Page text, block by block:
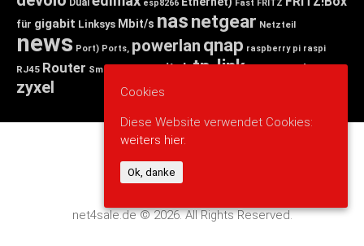
Dual esp8266 Fast FRITZ
für gigabit Linksys Mbit/s nasnetgear Netzteil
news Port) Ports, powerlan qnap raspberry pi raspi
RJ45 Router Small switchtp-linkWirelesswlan
zyxel
net4sale.de © 2026. All Rights Reserved.
Cookies
Diese Website verwendet Cookies:
weiters hier.
Ok, danke